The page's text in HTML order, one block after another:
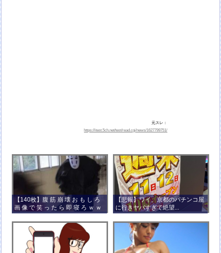
元スレ：
https://itest.5ch.net/test/read.cgi/news/1627799751/
【140枚】腹 筋 崩 壊 お も し ろ
画 像 で 笑 っ た ら 即 寝 ろ ｗ ｗ
ｗ ｗ ｗ ｗ ｗ ｗ ｗ ｗ ｗ ｗ
【悲報】ワイ、京都のパチンコ屋
に行きヤバすぎて絶望...